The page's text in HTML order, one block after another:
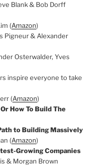
Blank & Bob Dorff
(Amazon)
Pigneur & Alexander
Osterwalder, Yves
inspire everyone to take
(Amazon)
How To Build The
to Building Massively
(Amazon)
Growing Companies
& Morgan Brown